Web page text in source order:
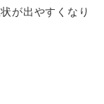
が出やすくなり